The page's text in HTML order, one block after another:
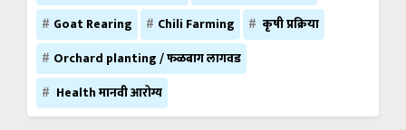
Goat Rearing
Chili Farming
कृषी प्रक्रिया
Orchard planting / फळबाग लागवड
Health मानवी आरोग्य